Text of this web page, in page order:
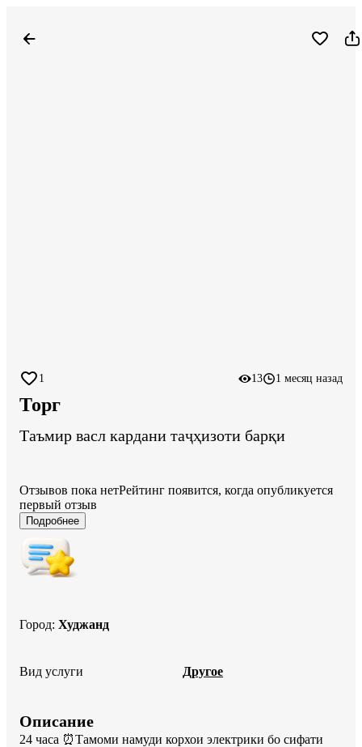
1 13 1 месяц назад
Торг
Таъмир васл кардани таҷҳизоти барқи
Отзывов пока нетРейтинг появится, когда опубликуется
первый отзыв
Подробнее
Город: Худжанд
Вид услуги Другое
Описание
24 часа ⏰️Тамоми намуди корхои электрики бо сифати